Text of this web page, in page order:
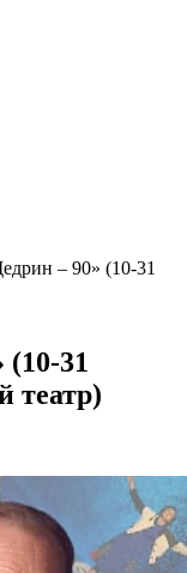
– 90» (10-31
31
театр)